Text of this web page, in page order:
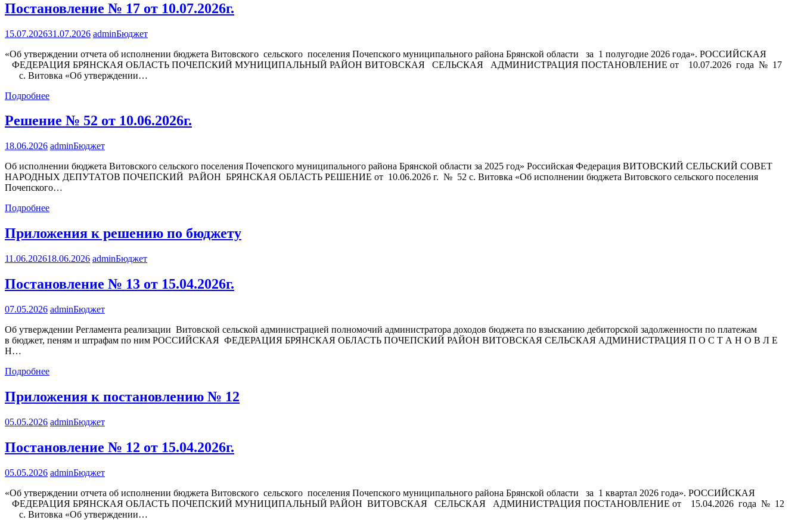
Постановление № 17 от 10.07.2026г.
15.07.202631.07.2026 adminБюджет
«Об утверждении отчета об исполнении бюджета Витовского сельского поселения Почепского муниципального района Брянской области за 1 полугодие 2026 года». РОССИЙСКАЯ
ФЕДЕРАЦИЯ БРЯНСКАЯ ОБЛАСТЬ ПОЧЕПСКИЙ МУНИЦИПАЛЬНЫЙ РАЙОН ВИТОВСКАЯ СЕЛЬСКАЯ АДМИНИСТРАЦИЯ ПОСТАНОВЛЕНИЕ от 10.07.2026 года № 17
с. Витовка «Об утверждении…
Подробнее
Решение № 52 от 10.06.2026г.
18.06.2026 adminБюджет
Об исполнении бюджета Витовского сельского поселения Почепского муниципального района Брянской области за 2025 год» Российская Федерация ВИТОВСКИЙ СЕЛЬСКИЙ СОВЕТ
НАРОДНЫХ ДЕПУТАТОВ ПОЧЕПСКИЙ РАЙОН БРЯНСКАЯ ОБЛАСТЬ РЕШЕНИЕ от 10.06.2026 г. № 52 с. Витовка «Об исполнении бюджета Витовского сельского поселения
Почепского…
Подробнее
Приложения к решению по бюджету
11.06.202618.06.2026 adminБюджет
Постановление № 13 от 15.04.2026г.
07.05.2026 adminБюджет
Об утверждении Регламента реализации Витовской сельской администрацией полномочий администратора доходов бюджета по взысканию дебиторской задолженности по платежам
в бюджет, пеням и штрафам по ним РОССИЙСКАЯ ФЕДЕРАЦИЯ БРЯНСКАЯ ОБЛАСТЬ ПОЧЕПСКИЙ РАЙОН ВИТОВСКАЯ СЕЛЬСКАЯ АДМИНИСТРАЦИЯ П О С Т А Н О В Л Е
Н…
Подробнее
Приложения к постановлению № 12
05.05.2026 adminБюджет
Постановление № 12 от 15.04.2026г.
05.05.2026 adminБюджет
«Об утверждении отчета об исполнении бюджета Витовского сельского поселения Почепского муниципального района Брянской области за 1 квартал 2026 года». РОССИЙСКАЯ
ФЕДЕРАЦИЯ БРЯНСКАЯ ОБЛАСТЬ ПОЧЕПСКИЙ МУНИЦИПАЛЬНЫЙ РАЙОН ВИТОВСКАЯ СЕЛЬСКАЯ АДМИНИСТРАЦИЯ ПОСТАНОВЛЕНИЕ от 15.04.2026 года № 12
с. Витовка «Об утверждении…